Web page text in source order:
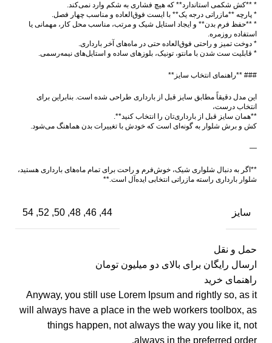
* **کش شکمی استاندارد** که هیچ فشاری به شکم وارد نمی‌کند.
* پارچه **مازراتی درجه یک** با ایست فوق‌العاده و مناسب چهار فصل.
* **حفظ فرم بدن** و ایجاد استایل شیک و مرتب، مناسب محل کار، مهمانی یا
استفاده روزمره.
* دوخت تمیز و راحتی فوق‌العاده حتی در ماه‌های آخر بارداری.
* قابلیت ست شدن با مانتو، تونیک، بلوزهای ساده و استایل‌های نیمه‌رسمی.
### **راهنمای انتخاب سایز**
این مدل دقیقاً مطابق سایز قبل از بارداری طراحی شده است. بنابراین برای
انتخاب درست،
**همان سایز قبل از بارداری‌تان را انتخاب کنید**.
کش و برش شلوار به گونه‌ای است که خودش با تغییرات بدن هماهنگ می‌شود.
—
**اگر به دنبال شلواری شیک، خوش‌فرم و راحت برای تمام ماه‌های بارداری هستید،
شلوار بارداری راسته مازراتی انتخابی ایده‌آل است.**
سایز 44, 46, 48, 50, 52, 54
حمل و نقل
ارسال رایگان برای بالای دو میلیون تومان
راهنمای خرید
Anyway, you still use Lorem Ipsum and rightly so, as it
will always have a place in the web workers toolbox, as
things happen, not always the way you like it, not
always in the preferred order.